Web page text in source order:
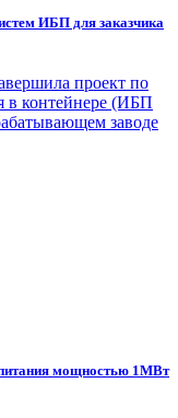
ИБП для заказчика
проект по
в контейнере (ИБП
заводе
питания мощностью 1МВт